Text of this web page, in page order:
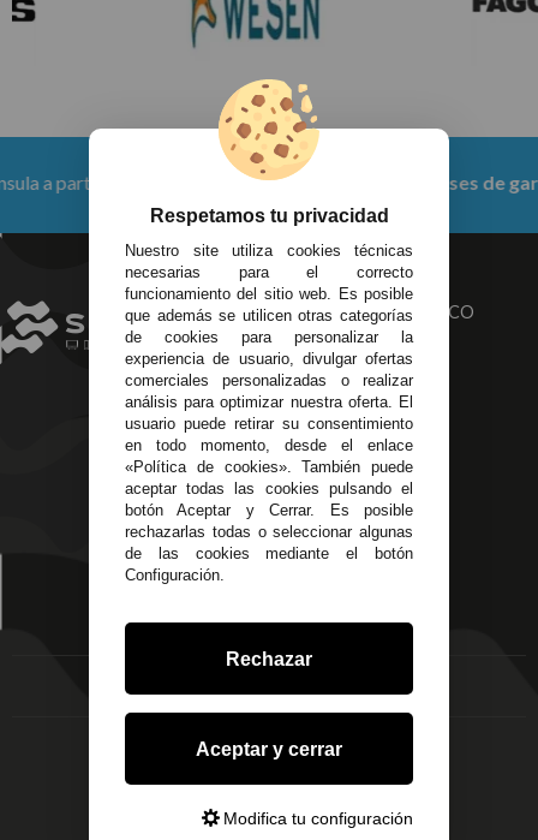
de 150 € Productos con 6 meses de garantía
TU SERVICIO
TÉCNICO
ELECTRONICO
INTEGRAL
INFORMACIÓN
Contacta con nosotros
Sobre nosotros
MI CUENTA
Mis Datos
Mis Direcciones
Mis Pedidos
DELEGACIONES
Av. Plaza de Toros.
Local 3
Alzira - Valencia
C/ Esplugues, 135
EMPRESA
Aviso Legal
Entregas y
Devoluciones
Política de Privacidad
Condiciones Generales
Respetamos tu privacidad
Nuestro site utiliza cookies técnicas
necesarias para el correcto
funcionamiento del sitio web. Es posible
que además se utilicen otras categorías
de cookies para personalizar la
experiencia de usuario, divulgar ofertas
comerciales personalizadas o realizar
análisis para optimizar nuestra oferta. El
usuario puede retirar su consentimiento
en todo momento, desde el enlace
«Política de cookies». También puede
aceptar todas las cookies pulsando el
botón Aceptar y Cerrar. Es posible
rechazarlas todas o seleccionar algunas
de las cookies mediante el botón
Configuración.
Rechazar
Aceptar y cerrar
Modifica tu configuración